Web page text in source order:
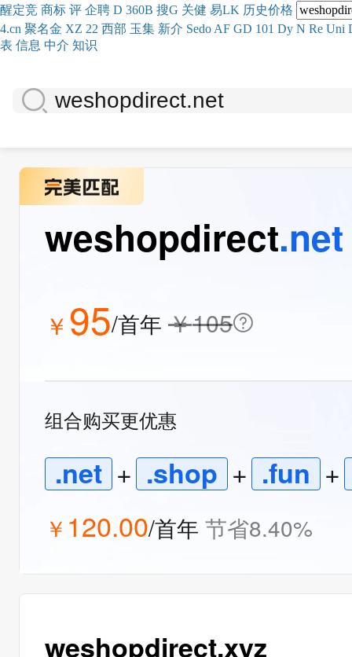
醒定竞 商标 评 企聘 D 360B 搜G 关健 易LK 历史价格
4.cn 聚名金 XZ 22 西部 玉集 新介 Sedo AF GD 101 Dy N Re Uni
表 信息 中介 知识